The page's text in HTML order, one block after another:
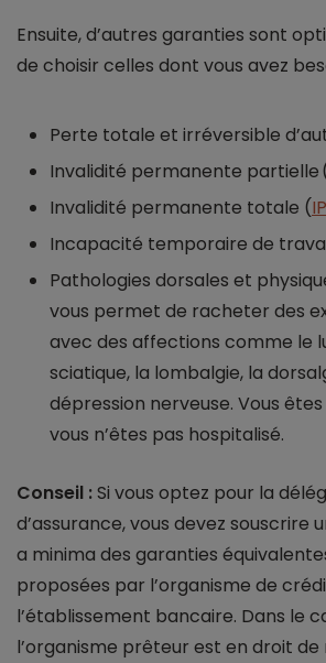
Ensuite, d’autres garanties sont
de choisir celles dont vous avez
Perte totale et irréversible
Invalidité permanente partielle
Invalidité permanente totale (
Incapacité temporaire de
Pathologies dorsales et
vous permet de racheter des
avec des affections comme le
sciatique, la lombalgie, la
dépression nerveuse. Vous
vous n’êtes pas hospitalisé.
Conseil :Si vous optez pour la
d’assurance, vous devez
a minima des garanties
proposées par l’organisme de
l’établissement bancaire. Dans le
l’organisme prêteur est en droit de